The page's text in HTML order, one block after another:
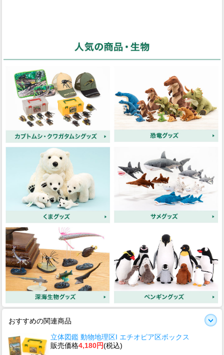
おすすめの関連商品
立体図鑑 動物地理区I エチオピア区ボックス
販売価格4,180円(税込)